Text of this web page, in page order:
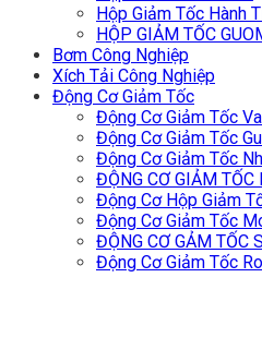
Hộp Giảm Tốc Hành
HỘP GIẢM TỐC
Bơm Công Nghiệp
Xích Tải Công Nghiệp
Động Cơ Giảm Tốc
Động Cơ Giảm Tốc
Động Cơ Giảm Tốc
Động Cơ Giảm Tốc
ĐỘNG CƠ GIẢM TỐC
Động Cơ Hộp Giảm
Động Cơ Giảm Tốc
ĐỘNG CƠ GẢM TỐC
Động Cơ Giảm Tốc